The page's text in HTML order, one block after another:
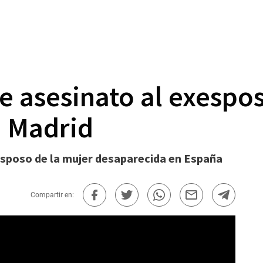
asesinato al
Madrid
de la mujer desaparecida en España
Compartir en: